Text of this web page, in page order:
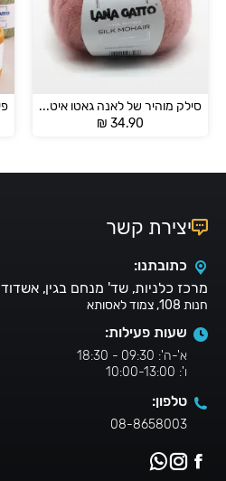
סילק מוהיר של לאנה גאטו איטליה – SILK MOHAIR
₪ 34.90
יצירת קשר
כתובתנו:
מרכז כלניות, שד' מנחם בגין, אשדוד
חנות 108, צמוד לאסותא
שעות פעילות:
א'-ה': 09:30 - 18:30
ו': 10:00-13:00
טלפון:
08-8658003